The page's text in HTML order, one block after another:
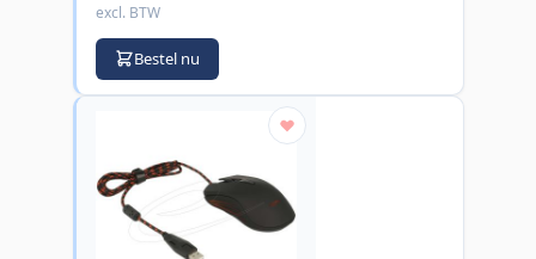
excl. BTW
Bestel nu